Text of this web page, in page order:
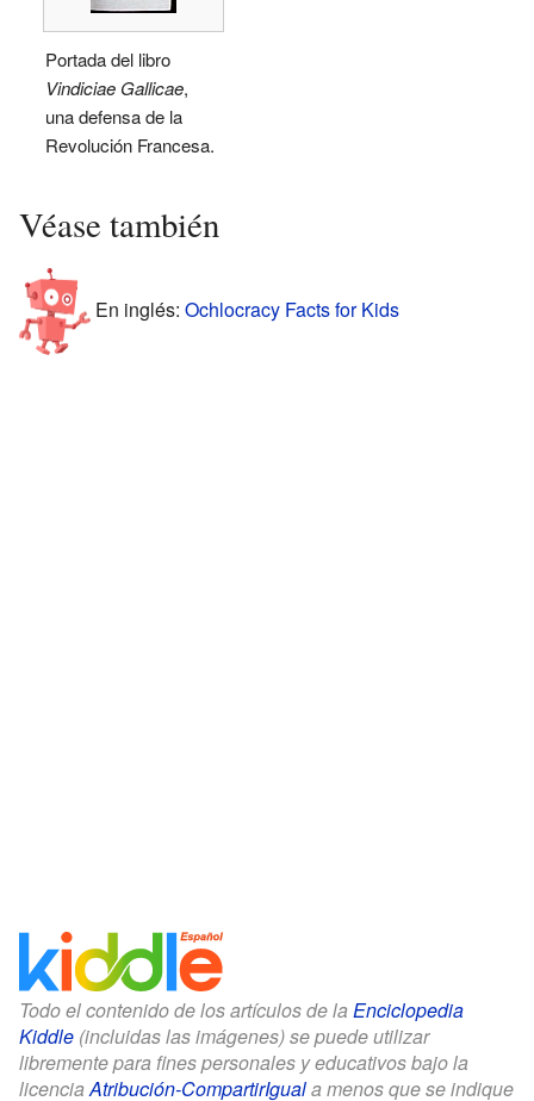
Portada del libro
Vindiciae Gallicae,
una defensa de la
Revolución Francesa.
Véase también
En inglés: Ochlocracy Facts for Kids
Todo el contenido de los artículos de la Enciclopedia
Kiddle (incluidas las imágenes) se puede utilizar
libremente para fines personales y educativos bajo la
licenciaAtribución-CompartirIguala menos que se indique